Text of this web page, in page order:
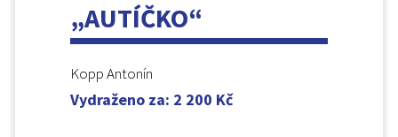
„AUTÍČKO“
Kopp Antonín
Vydraženo za: 2 200 Kč